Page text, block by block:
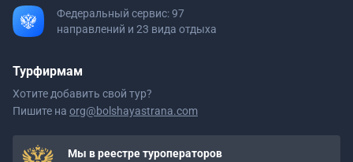
Федеральный сервис: 97
направлений и 23 вида отдыха
Турфирмам
Хотите добавить свой тур?
Пишите на org@bolshayastrana.com
Мы в реестре туроператоров